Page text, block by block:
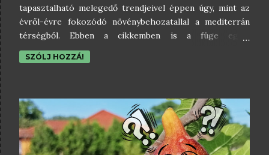
tapasztalható melegedő trendjeivel éppen úgy, mint az
évről-évre fokozódó növénybehozatallal a mediterrán
térségből. Ebben a cikkemben is a füge egyik
fajspecifikus kártevőjéről fogok beszámolni nektek,
amelynek a neve fehér fügekabóca (Ficocyba ficaria). Bár
passzolt volna hozzá. 😊 A téma aktuális, mert az idei
Növényvédelmi Tudományos Napon [PDF] is szó volt
erről a rovarról, illetve a hazai megtelepedéséről is
megjelent a tudományos publikáció [angol].Fotó:
SZÓLJ HOZZÁ!